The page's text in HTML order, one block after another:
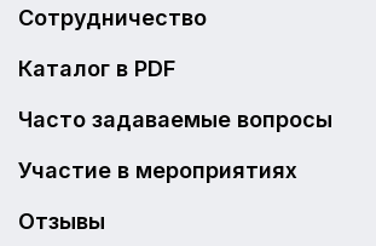
Сотрудничество
Каталог в PDF
Часто задаваемые вопросы
Участие в мероприятиях
Отзывы